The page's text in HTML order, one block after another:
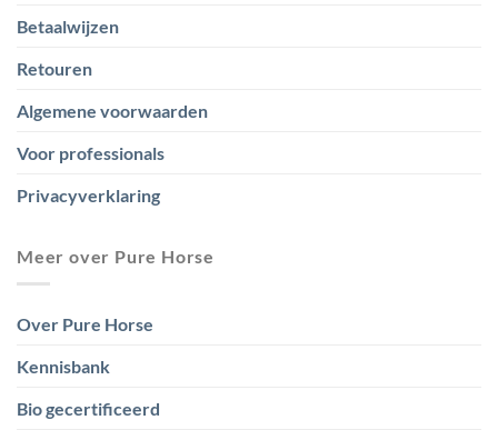
Betaalwijzen
Retouren
Algemene voorwaarden
Voor professionals
Privacyverklaring
Meer over Pure Horse
Over Pure Horse
Kennisbank
Bio gecertificeerd